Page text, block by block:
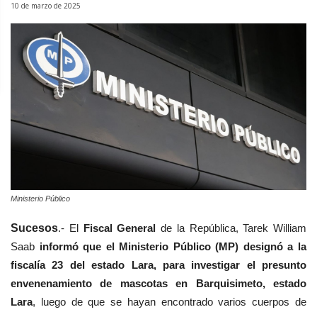
10 de marzo de 2025
Ministerio Público
Sucesos.- El Fiscal General de la República, Tarek William
Saab informó que el Ministerio Público (MP) designó a la
fiscalía 23 del estado Lara, para investigar el presunto
envenenamiento de mascotas en Barquisimeto, estado
Lara, luego de que se hayan encontrado varios cuerpos de